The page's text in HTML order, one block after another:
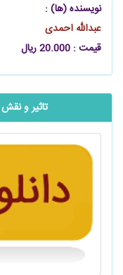
نویسنده (ها) :
عبدالله احمدی
قیمت : 20.000 ریال
تاثیر و